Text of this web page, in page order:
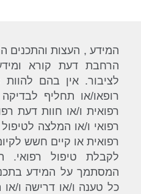
המידע , העצות והתכנים
הרחבת דעת קורא
לציבור. אין בהם
רופאו/או תחליף
רפואית ו/או חוות דעת
רפואי ו/או המלצה
רפואית או קיים חשש
לקבלת טיפול
המסתמך על המידע
כל טענה ו/או דרישה ו/